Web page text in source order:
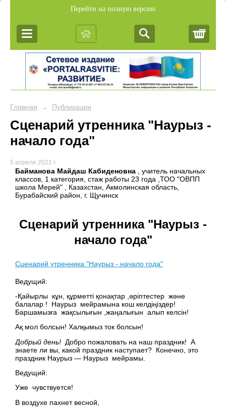
Перейти на полную версию
Главная → Публикации
Сценарий утренника "Наурыз -
начало года"
5 апреля 2021 г.
Байманова Майдаш Кабиденовна , учитель начальных
классов, 1 категория, стаж работы 23 года ,ТОО "ОВПП
школа Мерей" , Казахстан, Акмолинская область,
Бурабайский район, г. Щучинск
Сценарий утренника "Наурыз -
начало года"
Сценарий утренника "Наурыз - начало года"
Ведущий:
-Қайырлы кұн, құрметті қонақтар ,әріптестер және
балалар ! Наурыз мейрамына кош келдіңіздер!
Баршамызға жақсылығын ,жаңалығын алып келсін!
Ақ мол болсын! Халқымыз ток болсын!
Добрый день! Добро пожаловать на наш праздник! А
знаете ли вы, какой праздник наступает? Конечно, это
праздник Наурыз — Наурыз мейрамы.
Ведущий:
Уже чувствуется!
В воздухе пахнет весной,